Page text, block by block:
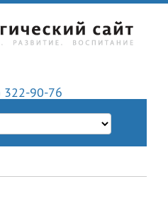
322-90-76